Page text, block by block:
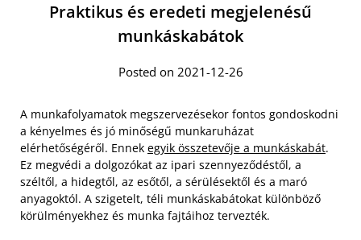
Praktikus és eredeti megjelenésű
munkáskabátok
Posted on 2021-12-26
A munkafolyamatok megszervezésekor fontos gondoskodni
a kényelmes és jó minőségű munkaruházat
elérhetőségéről. Ennek egyik összetevője a munkáskabát.
Ez megvédi a dolgozókat az ipari szennyeződéstől, a
széltől, a hidegtől, az esőtől, a sérülésektől és a maró
anyagoktól. A szigetelt, téli munkáskabátokat különböző
körülményekhez és munka fajtáihoz tervezték.